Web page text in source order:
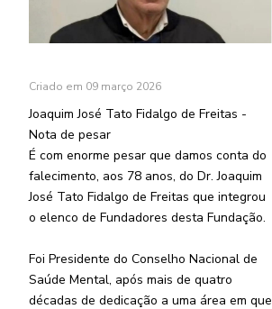
Criado em 09 março 2026
Joaquim José Tato Fidalgo de Freitas -
Nota de pesar
É com enorme pesar que damos conta do
falecimento, aos 78 anos, do Dr. Joaquim
José Tato Fidalgo de Freitas que integrou
o elenco de Fundadores desta Fundação.
Foi Presidente do Conselho Nacional de
Saúde Mental, após mais de quatro
décadas de dedicação a uma área em que